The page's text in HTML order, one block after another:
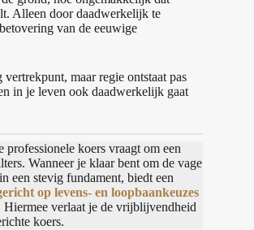
Alleen door daadwerkelijk te
van de eeuwige
maar regie ontstaat pas
in je leven ook daadwerkelijk gaat
koers vraagt om een
Wanneer je klaar bent om de vage
een stevig fundament, biedt een
op levens- en loopbaankeuzes
Hiermee verlaat je de vrijblijvendheid
koers.